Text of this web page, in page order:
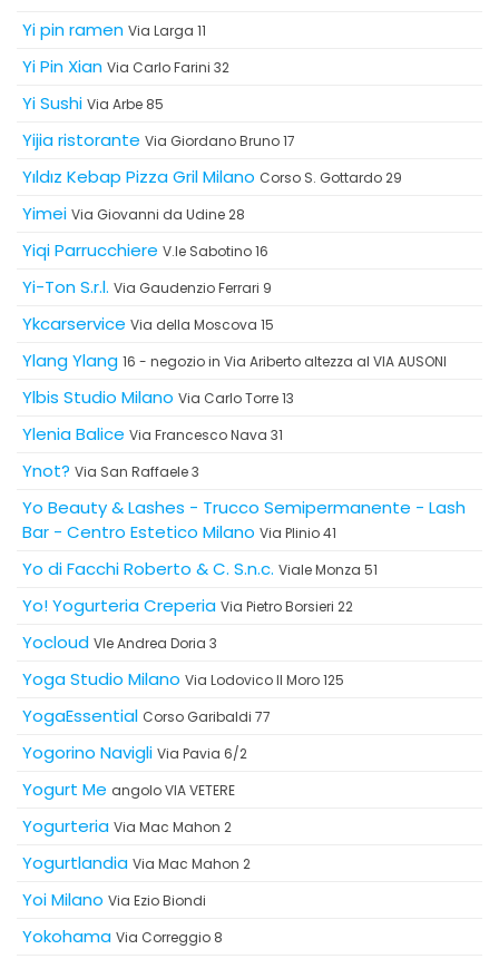
Yi pin ramen Via Larga 11
Yi Pin Xian Via Carlo Farini 32
Yi Sushi Via Arbe 85
Yijia ristorante Via Giordano Bruno 17
Yıldız Kebap Pizza Gril Milano Corso S. Gottardo 29
Yimei Via Giovanni da Udine 28
Yiqi Parrucchiere V.le Sabotino 16
Yi-Ton S.r.l. Via Gaudenzio Ferrari 9
Ykcarservice Via della Moscova 15
Ylang Ylang 16 - negozio in Via Ariberto altezza al VIA AUSONI
Ylbis Studio Milano Via Carlo Torre 13
Ylenia Balice Via Francesco Nava 31
Ynot? Via San Raffaele 3
Yo Beauty & Lashes - Trucco Semipermanente - Lash
Bar - Centro Estetico Milano Via Plinio 41
Yo di Facchi Roberto & C. S.n.c. Viale Monza 51
Yo! Yogurteria Creperia Via Pietro Borsieri 22
Yocloud Vle Andrea Doria 3
Yoga Studio Milano Via Lodovico Il Moro 125
YogaEssential Corso Garibaldi 77
Yogorino Navigli Via Pavia 6/2
Yogurt Me angolo VIA VETERE
Yogurteria Via Mac Mahon 2
Yogurtlandia Via Mac Mahon 2
Yoi Milano Via Ezio Biondi
Yokohama Via Correggio 8